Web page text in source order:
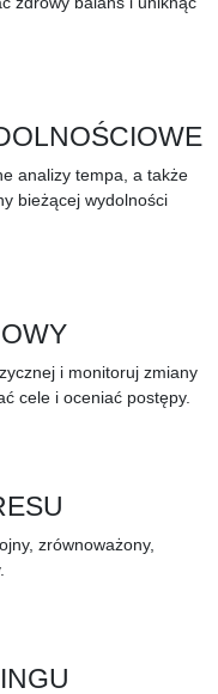
analizy tempa, a także
bieżącej wydolności
i monitoruj zmiany
cele i oceniać postępy.
zrównoważony,